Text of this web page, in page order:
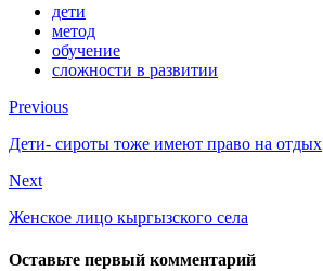
дети
метод
обучение
сложности в развитии
Previous
Дети- сироты тоже имеют право на отдых
Next
Женское лицо кыргызского села
Оставьте первый комментарий